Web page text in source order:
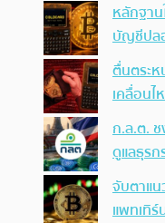
หลักฐา
บัญชีปล
ตื่นตระห
เคลื่อนไ
ก.ล.ต.
ดูแลธุร
จับตาแ
แพทเทิ